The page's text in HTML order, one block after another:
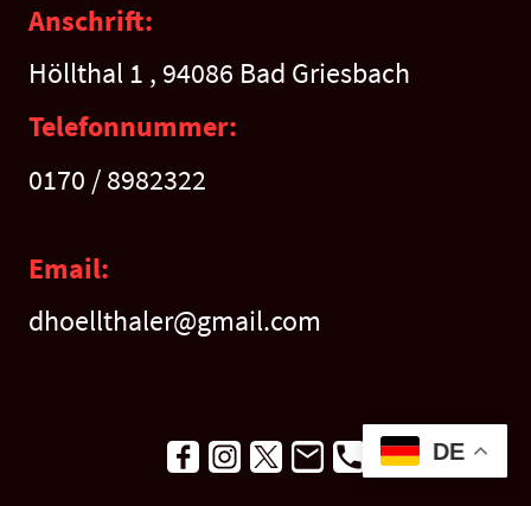
Anschrift:
Höllthal 1 , 94086 Bad Griesbach
Telefonnummer:
0170 / 8982322
Email:
dhoellthaler@gmail.com
DE